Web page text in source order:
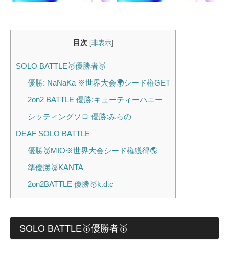
目次 [非表示]
SOLO BATTLE🥇優勝者🥇
優勝: NaNaKa ※世界大会🌍シード権GET
2on2 BATTLE 優勝:キューティーハニー
シッティングソロ 優勝:みらの
DEAF SOLO BATTLE
優勝🥇MIO※世界大会シード権獲得🌎
準優勝🥈KANTA
2on2BATTLE 優勝🥇k.d.c
SOLO BATTLE🥇優勝者🥇